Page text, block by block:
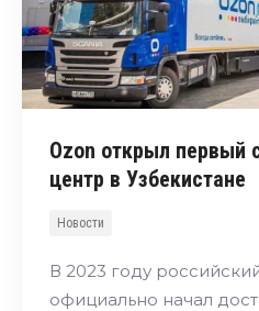
Ozon открыл первый
центр в Узбекистане
Новости
В 2023 году
официально начал